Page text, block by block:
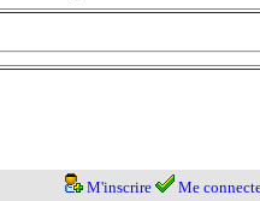
M'inscrire Me